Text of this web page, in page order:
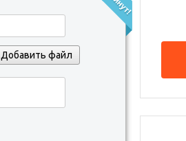
Добавить файл